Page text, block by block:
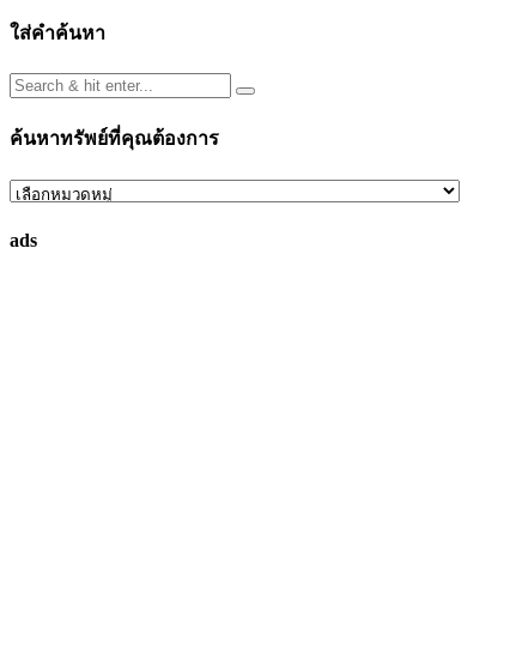
ใส่คำค้นหา
ค้นหาทรัพย์ที่คุณต้องการ
ค้นหา
ที่
ads